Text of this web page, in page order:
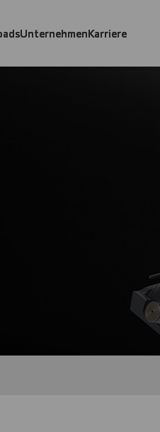
UnternehmenKarriere